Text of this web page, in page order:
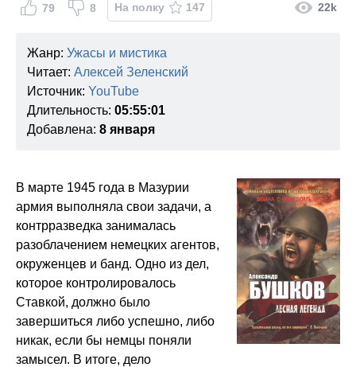
79 8 На полку 147 22k
Жанр: Ужасы и мистика
Читает: Алексей Зеленский
Источник: YouTube
Длительность: 05:55:01
Добавлена: 8 января
В марте 1945 года в Мазурии
армия выполняла свои задачи, а
контрразведка занималась
разоблачением немецких агентов,
окруженцев и банд. Одно из дел,
которое контролировалось
Ставкой, должно было
завершиться либо успешно, либо
никак, если бы немцы поняли
замысел. В итоге, дело